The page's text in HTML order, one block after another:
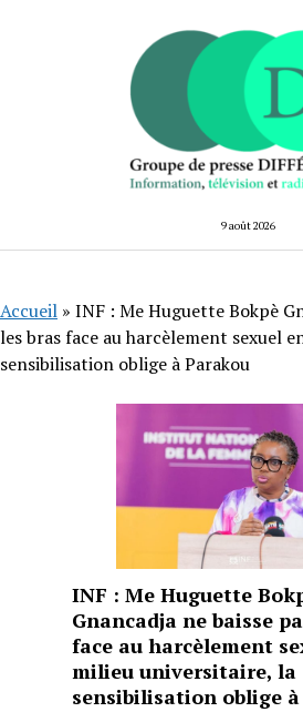
9 août 2026
Accueil » INF : Me Huguette Bokpè
les bras face au harcèlement sexuel
sensibilisation oblige à Parakou
INF : Me Huguette
Gnancadja ne baisse
face au harcèlement
milieu universitaire, la
sensibilisation oblige